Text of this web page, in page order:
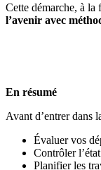
Cette démarche, à la
l’avenir avec
En résumé
Avant d’entrer dans
Évaluer vos
Contrôler
Planifier les